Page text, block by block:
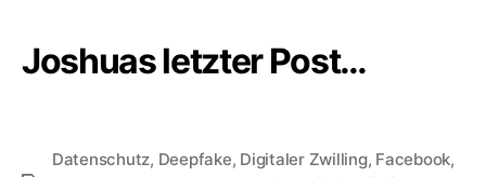
Joshuas letzter Post…
Datenschutz, Deepfake, Digitaler Zwilling, Facebook,